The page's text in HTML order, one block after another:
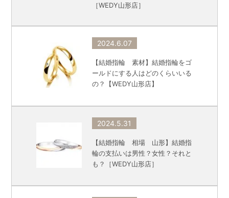
［WEDY山形店］
2024.6.07
【結婚指輪 素材】結婚指輪をゴ
ールドにする人はどのくらいいる
の？【WEDY山形店】
2024.5.31
【結婚指輪 相場 山形】結婚指
輪の支払いは男性？女性？それと
も？［WEDY山形店］